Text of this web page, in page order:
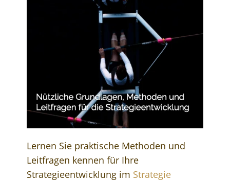
Lernen Sie praktische Methoden und
Leitfragen kennen für Ihre
Strategieentwicklung im Strategie